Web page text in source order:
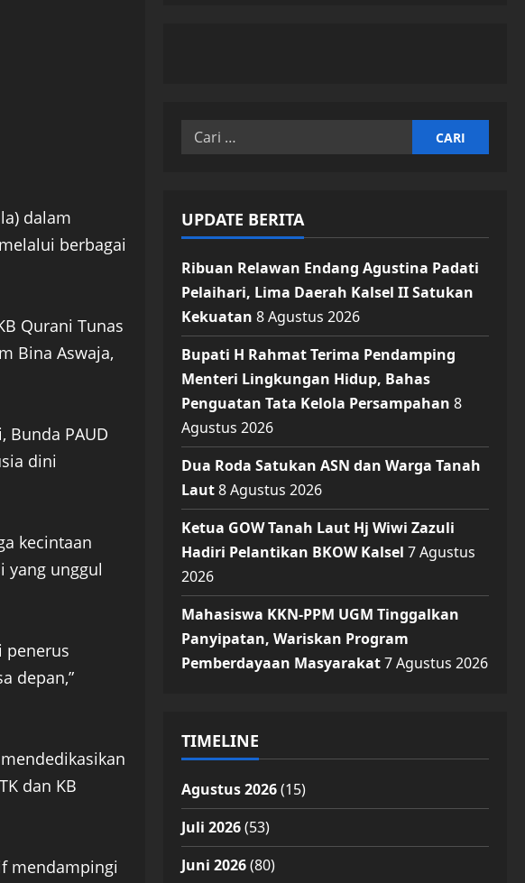
dalam
berbagai
Qurani Tunas
Bina Aswaja,
Bunda PAUD
dini
kecintaan
yang unggul
penerus
depan,”
dan KB
mendampingi
Cari
UPDATE BERITA
Ribuan Relawan Endang Agustina Padati
Pelaihari, Lima Daerah Kalsel II Satukan
Kekuatan 8 Agustus 2026
Bupati H Rahmat Terima Pendamping
Menteri Lingkungan Hidup, Bahas
Penguatan Tata Kelola Persampahan 8
Agustus 2026
Dua Roda Satukan ASN dan Warga Tanah
Laut8 Agustus 2026
Ketua GOW Tanah Laut Hj Wiwi Zazuli
Hadiri Pelantikan BKOW Kalsel 7 Agustus
2026
Mahasiswa KKN-PPM UGM Tinggalkan
Panyipatan, Wariskan Program
Pemberdayaan Masyarakat7 Agustus 2026
TIMELINE
Agustus 2026(15)
Juli 2026(53)
Juni 2026(80)